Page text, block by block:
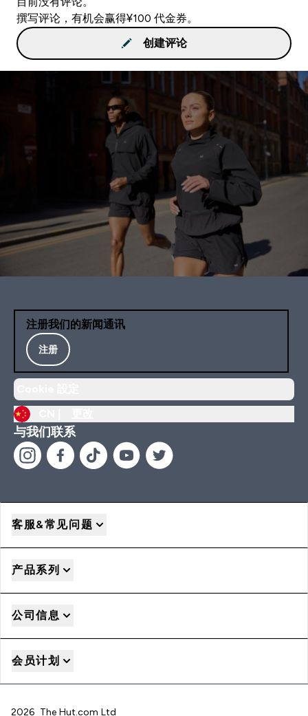
撰写评论，有机会赢得¥100 代金券。
创建评论
注册我们的新闻通讯
注册
与我们联系
客服&常见问题
产品系列
公司信息
会员计划
2026 The Hut.com Ltd